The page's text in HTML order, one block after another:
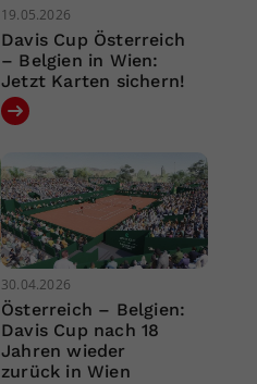
19.05.2026
Davis Cup Österreich
– Belgien in Wien:
Jetzt Karten sichern!
30.04.2026
Österreich – Belgien:
Davis Cup nach 18
Jahren wieder
zurück in Wien